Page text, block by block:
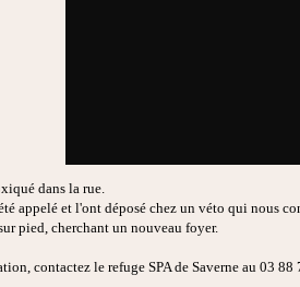
dans la rue.
appelé et l'ont déposé chez un véto qui nous
pied, cherchant un nouveau foyer.
contactez le refuge SPA de Saverne au 03 88